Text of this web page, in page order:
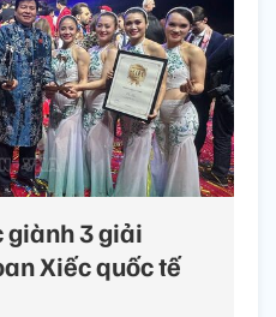
giành 3 giải
Xiếc quốc tế